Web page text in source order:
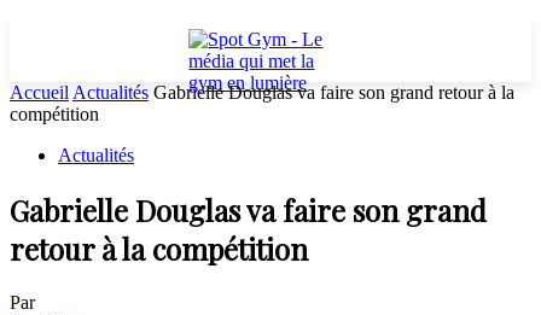
Accueil Actualités Gabrielle Douglas va faire son grand retour à la
compétition
Actualités
Gabrielle Douglas va faire son grand
retour à la compétition
Par